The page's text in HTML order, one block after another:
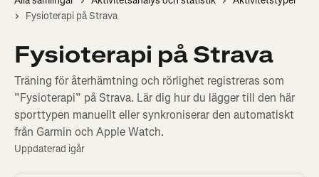
Fysioterapi på Strava
Fysioterapi på Strava
Träning för återhämtning och rörlighet registreras som
”Fysioterapi” på Strava. Lär dig hur du lägger till den här
sporttypen manuellt eller synkroniserar den automatiskt
från Garmin och Apple Watch.
Uppdaterad igår